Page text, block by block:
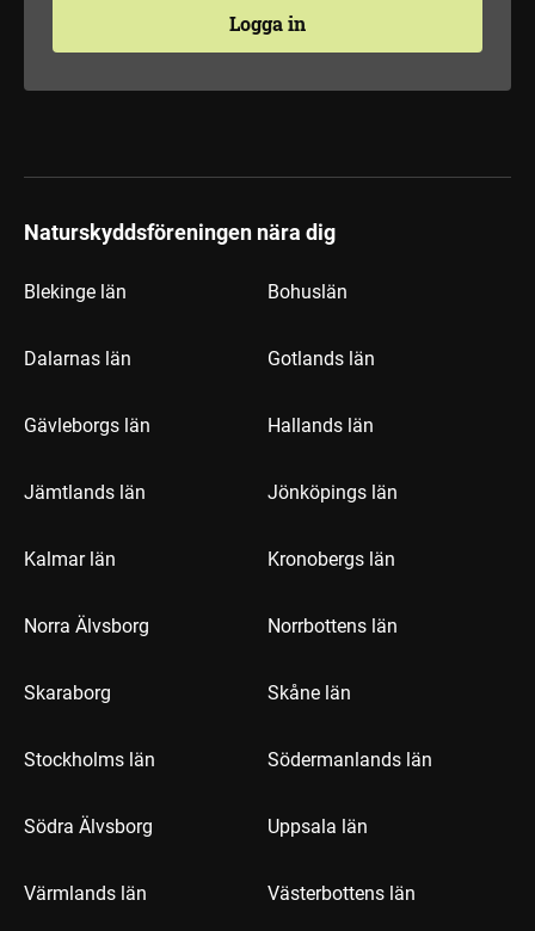
Logga in
Naturskyddsföreningen nära dig
Blekinge län Bohuslän
Dalarnas län Gotlands län
Gävleborgs län Hallands län
Jämtlands län Jönköpings län
Kalmar län Kronobergs län
Norra Älvsborg Norrbottens län
Skaraborg Skåne län
Stockholms län Södermanlands län
Södra Älvsborg Uppsala län
Värmlands län Västerbottens län